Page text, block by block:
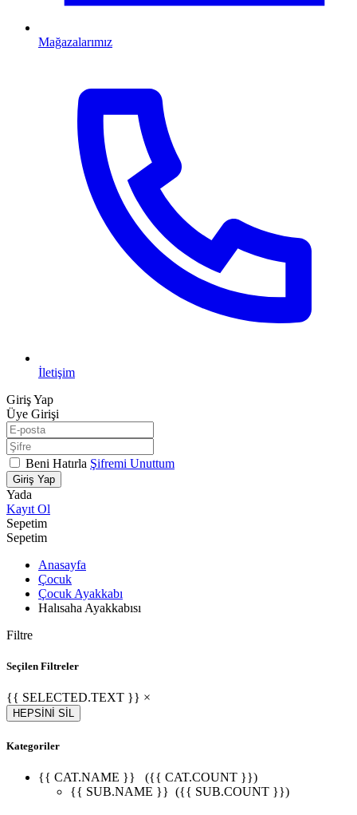
Mağazalarımız
İletişim
Giriş Yap
Üye Girişi
Beni Hatırla Şifremi Unuttum
Giriş Yap
Yada
Kayıt Ol
Sepetim
Sepetim
Anasayfa
Çocuk
Çocuk Ayakkabı
Halısaha Ayakkabısı
Filtre
Seçilen Filtreler
{{ SELECTED.TEXT }} ×
HEPSİNİ SİL
Kategoriler
{{ CAT.NAME }}
({{ CAT.COUNT }})
{{ SUB.NAME }} ({{ SUB.COUNT }})